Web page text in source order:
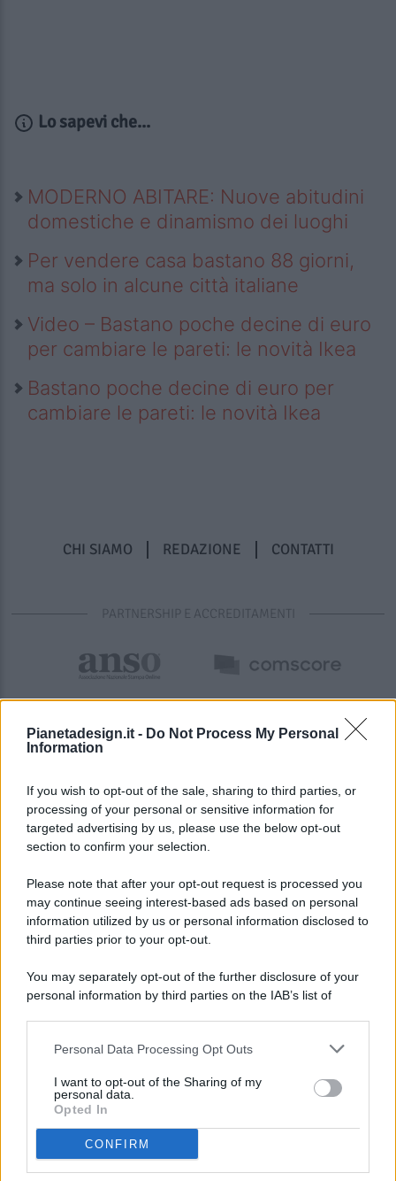
Pianetadesign.it - Do Not Process My Personal
Information
If you wish to opt-out of the sale, sharing to third parties, or
processing of your personal or sensitive information for
targeted advertising by us, please use the below opt-out
section to confirm your selection.
Please note that after your opt-out request is processed you
may continue seeing interest-based ads based on personal
information utilized by us or personal information disclosed to
third parties prior to your opt-out.
You may separately opt-out of the further disclosure of your
personal information by third parties on the IAB’s list of
This information may also be disclosed by us to third parties
disclose it to other third parties.
Personal Data Processing Opt Outs
I want to opt-out of the Sharing of my
personal data.
Opted In
CONFIRM
Lo sapevi che...
MODERNO ABITARE: Nuove abitudini
domestiche e dinamismo dei luoghi
Per vendere casa bastano 88 giorni,
ma solo in alcune città italiane
Video – Bastano poche decine di euro
per cambiare le pareti: le novità Ikea
Bastano poche decine di euro per
cambiare le pareti: le novità Ikea
CHI SIAMO REDAZIONE CONTATTI
PARTNERSHIP E ACCREDITAMENTI
© 2026 - Pianeta Design - P.IVA 04827280654 - Testata
Registrata Al Tribunale Di Nocera Inferiore N. 8/2020 - RG N.
ISCRIZIONE AL ROC N. 35792 – ISCRITTA ALL’ANSO
(ASSOCIAZIONE NAZIONALE STAMPA ONLINE)
PREFERENZE PRIVACY